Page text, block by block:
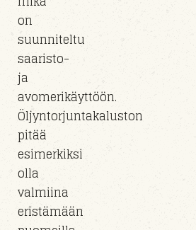
on
suunniteltu
saaristo-
ja
avomerikäyttöön.
Öljyntorjuntakaluston
pitää
esimerkiksi
olla
valmiina
eristämään